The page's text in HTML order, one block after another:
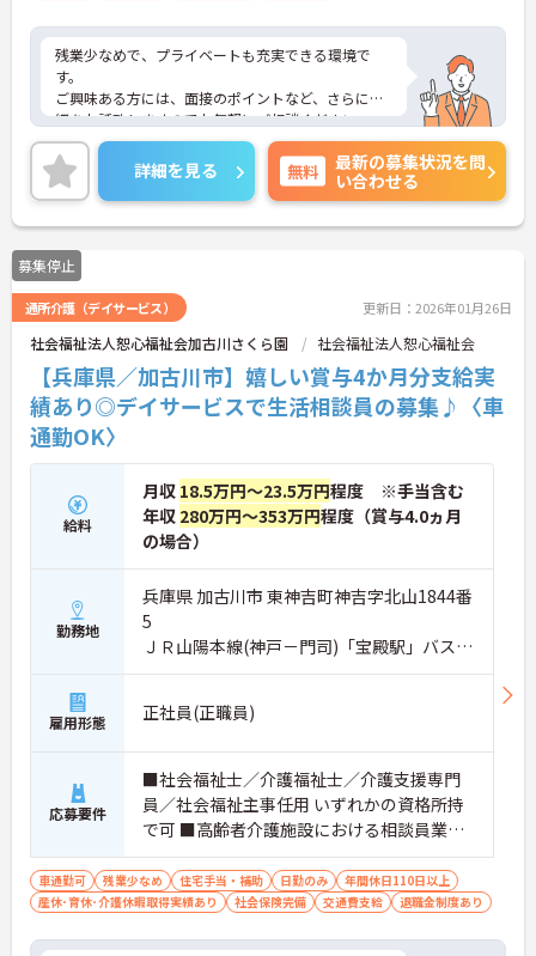
残業少なめで、プライベートも充実できる環境で
す。
ご興味ある方には、面接のポイントなど、さらに詳
細をお話致しますのでお気軽にご相談ください。
詳細を見る 無料
最新の募集状況を問
い合わせる
募集停止
通所介護（デイサービス） 更新日：2026年01月26日
社会福祉法人恕心福祉会加古川さくら園 社会福祉法人恕心福祉会
【兵庫県／加古川市】嬉しい賞与4か月分支給実
績あり◎デイサービスで生活相談員の募集♪〈車
通勤OK〉
給料
月収 18.5万円～23.5万円程度 ※手当含む
年収 280万円～353万円程度（賞与4.0ヵ月
の場合）
勤務地
兵庫県 加古川市 東神吉町神吉字北山1844番
5
ＪＲ山陽本線(神戸－門司)「宝殿駅」バス・
車9分
雇用形態 正社員(正職員)
応募要件
■社会福祉士／介護福祉士／介護支援専門
員／社会福祉主事任用 いずれかの資格所持
で可 ■高齢者介護施設における相談員業務
への従事経験（1年以上） ■普通自動車運転
免許必須（ＡＴ限定可）
車通勤可 残業少なめ 住宅手当・補助 日勤のみ
年間休日110日以上
産休･育休･介護休暇取得実績あり
社会保険完備 交通費支給 退職金制度あり